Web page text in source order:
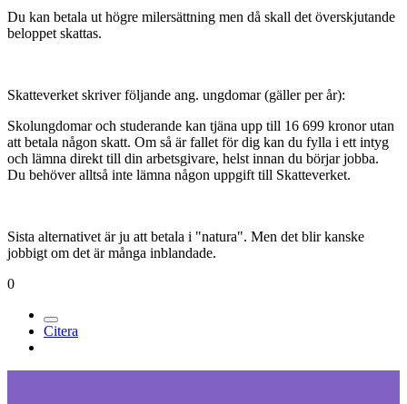
Du kan betala ut högre milersättning men då skall det överskjutande
beloppet skattas.
Skatteverket skriver följande ang. ungdomar (gäller per år):
Skolungdomar och studerande kan tjäna upp till 16 699 kronor utan
att betala någon skatt. Om så är fallet för dig kan du fylla i ett intyg
och lämna direkt till din arbetsgivare, helst innan du börjar jobba.
Du behöver alltså inte lämna någon uppgift till Skatteverket.
Sista alternativet är ju att betala i "natura". Men det blir kanske
jobbigt om det är många inblandade.
0
Citera